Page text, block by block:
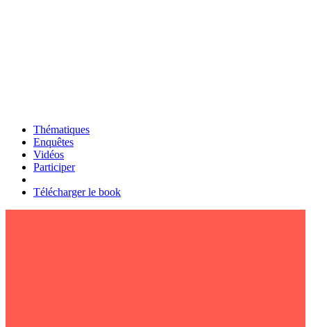
Thématiques
Enquêtes
Vidéos
Participer
Télécharger le book